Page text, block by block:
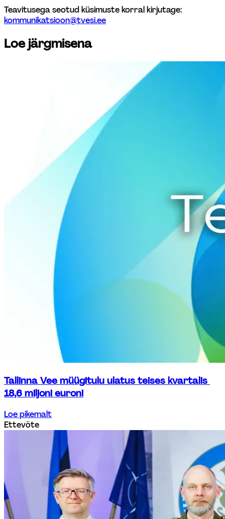
Teavitusega seotud küsimuste korral kirjutage:
kommunikatsioon@tvesi.ee
Loe järgmisena
Tallinna Vee müügitulu ulatus teises kvartalis
18,6 miljoni euroni
Loe pikemalt
Ettevõte